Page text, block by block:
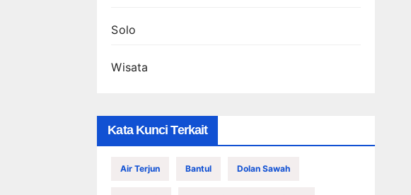
Solo
Wisata
Kata Kunci Terkait
Air Terjun Bantul Dolan Sawah